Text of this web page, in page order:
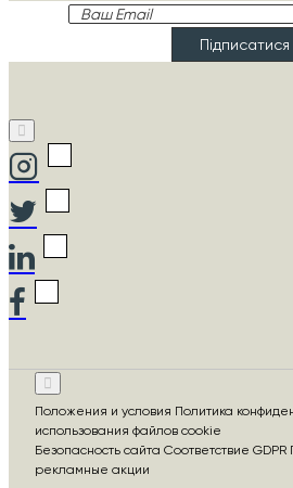
Ваш
Підписатися
Положения и условия Политика
использования файлов cookie
Безопасность сайта Соответствие
рекламные акции